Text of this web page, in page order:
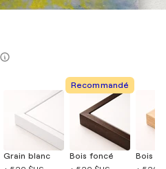
Grain blanc
Recommandé
Bois foncé
Bois